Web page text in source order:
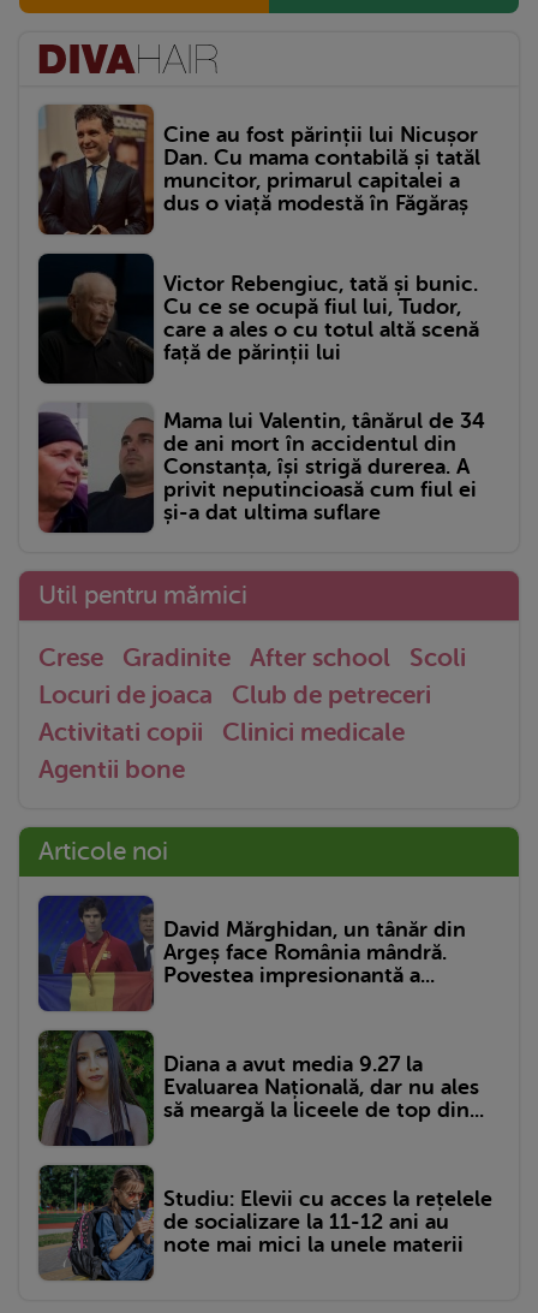
Cine au fost părinții lui Nicușor
Dan. Cu mama contabilă și tatăl
muncitor, primarul capitalei a
dus o viață modestă în Făgăraș
Victor Rebengiuc, tată și bunic.
Cu ce se ocupă fiul lui, Tudor,
care a ales o cu totul altă scenă
față de părinții lui
Mama lui Valentin, tânărul de 34
de ani mort în accidentul din
Constanța, își strigă durerea. A
privit neputincioasă cum fiul ei
și-a dat ultima suflare
Util pentru mămici
Crese Gradinite After school
Scoli
Locuri de joaca
Club de petreceri
Activitati copii
Clinici medicale
Agentii bone
Articole noi
David Mărghidan, un tânăr din
Argeș face România mândră.
Povestea impresionantă a...
Diana a avut media 9.27 la
Evaluarea Națională, dar nu ales
să meargă la liceele de top din...
Studiu: Elevii cu acces la rețelele
de socializare la 11-12 ani au
note mai mici la unele materii